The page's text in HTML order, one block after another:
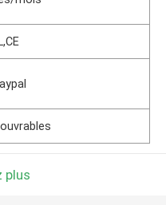
plus